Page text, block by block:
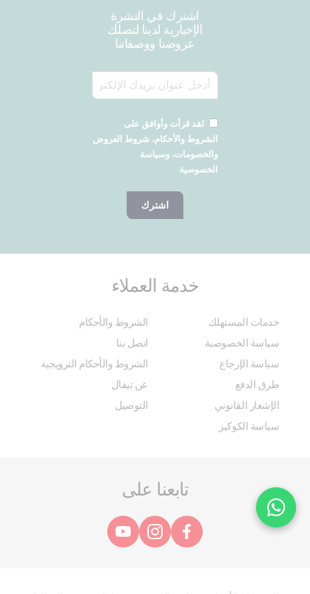
اشترك في النشرة
الإخبارية لدينا لتصلك
عروضنا ووصفاتنا
لقد قرأت وأوافق على
الشروط والأحكام، شروط العروض
والخصومات، وسياسة
الخصوصية
اشترك
خدمة العملاء
خدمات المستهلك
الشروط والأحكام
سياسة الخصوصية
اتصل بنا
سياسة الإرجاع
الشروط والأحكام الترويجية
طرق الدفع
عن تيفال
الإشعار القانوني
التوصيل
سياسة الكوكيز
تابعنا على